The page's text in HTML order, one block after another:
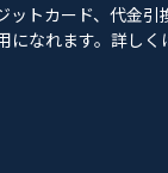
トカード、代金引
になれます。詳しく